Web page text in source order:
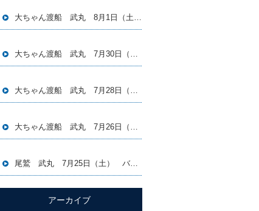
大ちゃん渡船 武丸 8月1日（土）磯釣り釣果
大ちゃん渡船 武丸 7月30日（木）磯釣り釣果
大ちゃん渡船 武丸 7月28日（火）磯釣り釣果
大ちゃん渡船 武丸 7月26日（日）磯釣り釣果
尾鷲 武丸 7月25日（土） バチコン＆イカメタル便
アーカイブ